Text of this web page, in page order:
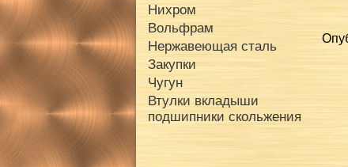
Нихром
Вольфрам
Нержавеющая сталь
Закупки
Чугун
Втулки вкладыши
подшипники скольжения